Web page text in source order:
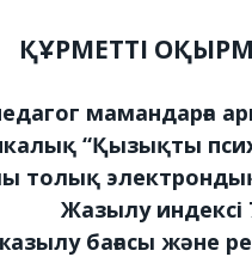
ҚҰРМЕТТІ
мамандарға
“Қызықты
толық
Жазылу индексі
бағасы және